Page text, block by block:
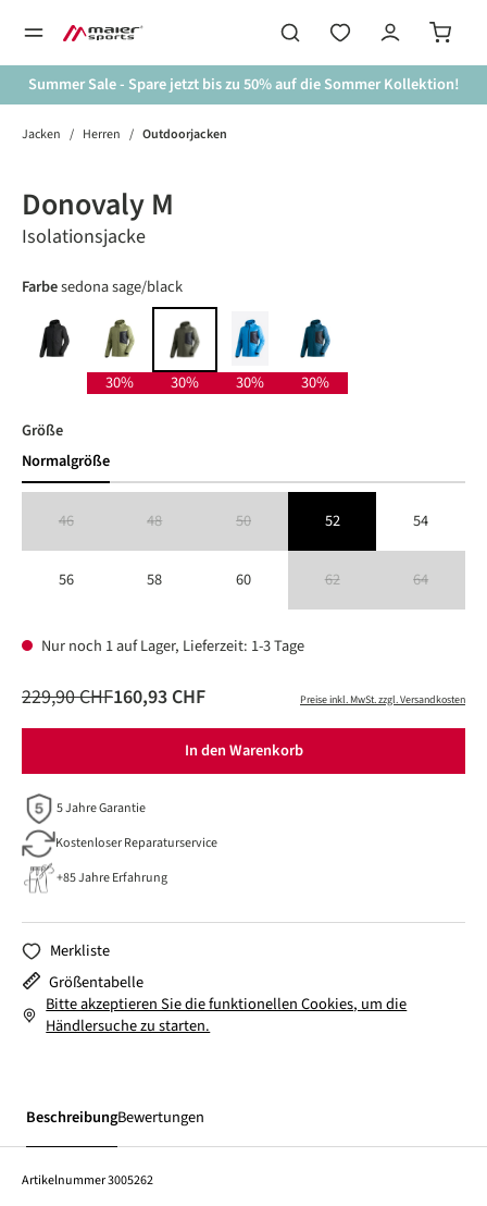
springen
Summer Sale - Spare jetzt bis zu 50% auf die Sommer Kollektion!
Jacken / Herren / Outdoorjacken
Donovaly M
Isolationsjacke
Farbeauswählen
sedona sage/black
black
chopped herbs/graphite
30%
sedona sage/black
30%
imperial/nightsky
30%
peruvian blue/night sky
30%
Größeauswählen
Normalgröße
46 48 50 52 54
56 58 60 62 64
Nur noch 1 auf Lager, Lieferzeit: 1-3 Tage
160,93 CHF
229,90 CHF Preise inkl. MwSt. zzgl. Versandkosten
In den Warenkorb
5 Jahre Garantie
Kostenloser Reparaturservice
+85 Jahre Erfahrung
Merkliste
Größentabelle
Bitte akzeptieren Sie die funktionellen Cookies, um die
Händlersuche zu starten.
BeschreibungBewertungen
Artikelnummer3005262